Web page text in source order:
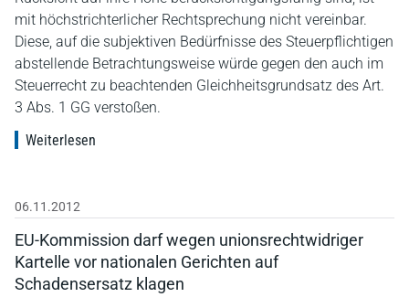
mit höchstrichterlicher Rechtsprechung nicht vereinbar.
Diese, auf die subjektiven Bedürfnisse des Steuerpflichtigen
abstellende Betrachtungsweise würde gegen den auch im
Steuerrecht zu beachtenden Gleichheitsgrundsatz des Art.
3 Abs. 1 GG verstoßen.
Weiterlesen
06.11.2012
EU-Kommission darf wegen unionsrechtwidriger
Kartelle vor nationalen Gerichten auf
Schadensersatz klagen